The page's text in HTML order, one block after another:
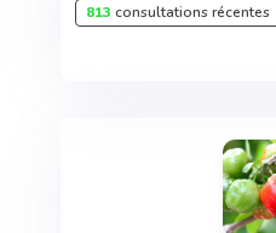
813 consultations récentes